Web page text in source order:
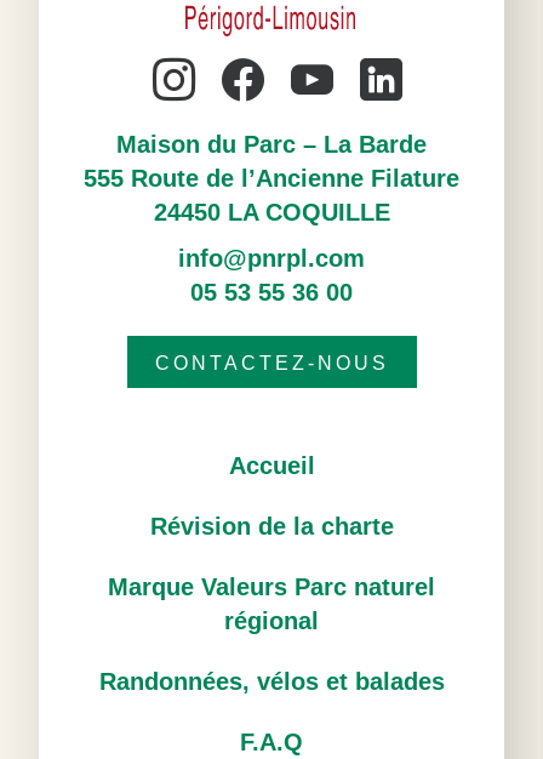
Maison du Parc – La Barde
555 Route de l’Ancienne Filature
24450 LA COQUILLE
info@pnrpl.com
05 53 55 36 00
CONTACTEZ-NOUS
Accueil
Révision de la charte
Marque Valeurs Parc naturel
régional
Randonnées, vélos et balades
F.A.Q